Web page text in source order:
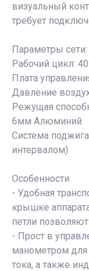
визуальный
требует
Параметры
Рабочий цикл:
Плата
Давление
Режущая
6мм Алюминий
Система
интервалом)
Особенности
- Удобная
крышке
петли
- Прост в
манометром для
тока, а также